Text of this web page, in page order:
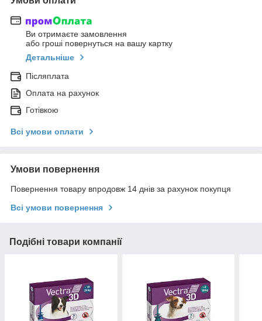
Ви отримаєте замовлення
або гроші повернуться на вашу картку
Детальніше
Післяплата
Оплата на рахунок
Готівкою
Всі умови оплати
Умови повернення
Повернення товару впродовж 14 днів за рахунок покупця
Всі умови повернення
Подібні товари компанії